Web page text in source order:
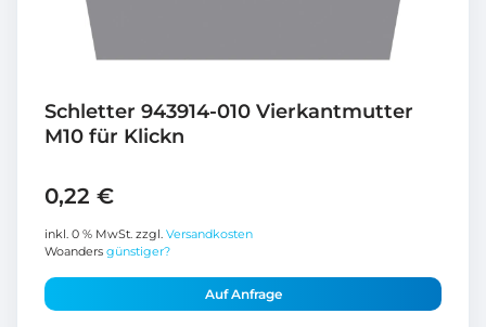
Schletter 943914-010 Vierkantmutter
M10 für Klickn
0,22 €
inkl. 0 % MwSt. zzgl. Versandkosten
Woanders günstiger?
Auf Anfrage